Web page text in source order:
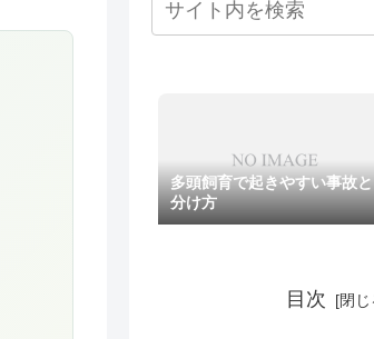
多頭飼育で起きやすい事故と
分け方
目次